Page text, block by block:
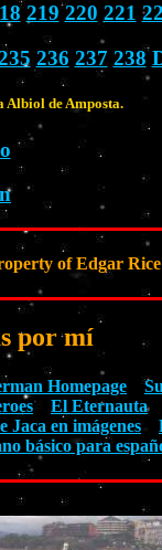
219 220 221
236 237 238
Albiol de Amposta.
of Edgar
por mí
Homepage
El Eternauta
Jaca en imágenes
básico para